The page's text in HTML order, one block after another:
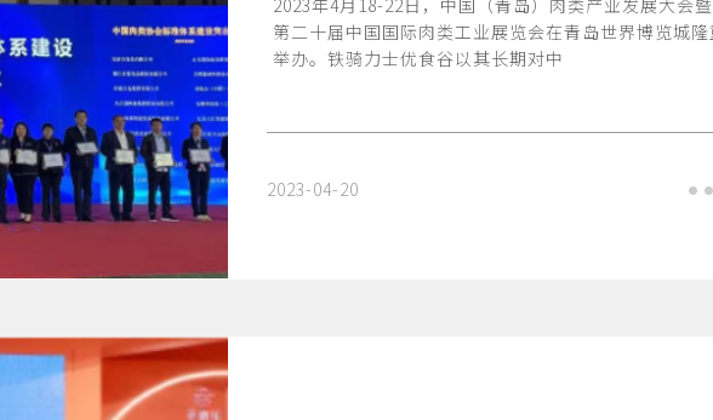
第二十届中国国际肉类工业展览会在青岛世界博览城
举办。铁骑力士优食谷以其长期对中
2023-04-20